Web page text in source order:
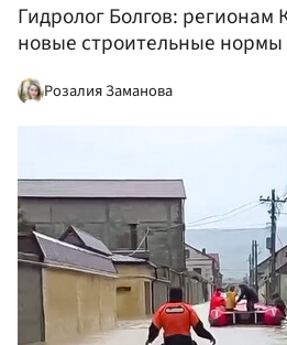
Гидролог Болгов: регионам
новые строительные
Розалия Заманова